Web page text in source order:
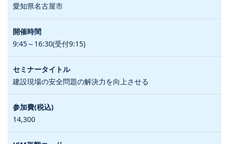
愛知県名古屋市
9:45～16:30(受付9:15)
建設現場の安全問題の解決力を向上させる
14,300